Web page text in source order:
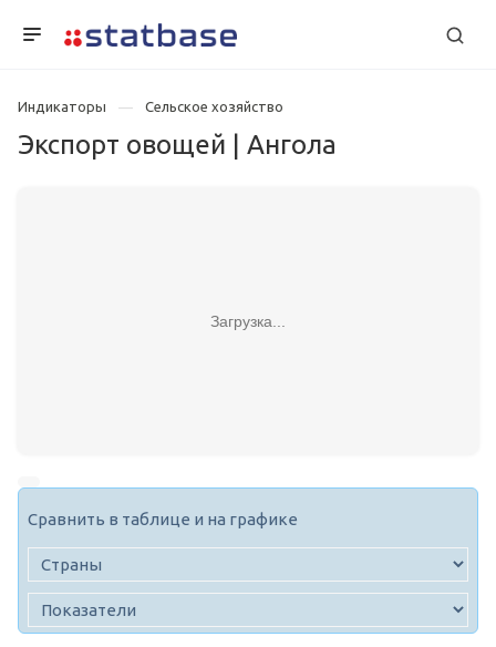
Индикаторы Сельское хозяйство
Экспорт овощей | Ангола
Загрузка...
Сравнить в таблице и на графике